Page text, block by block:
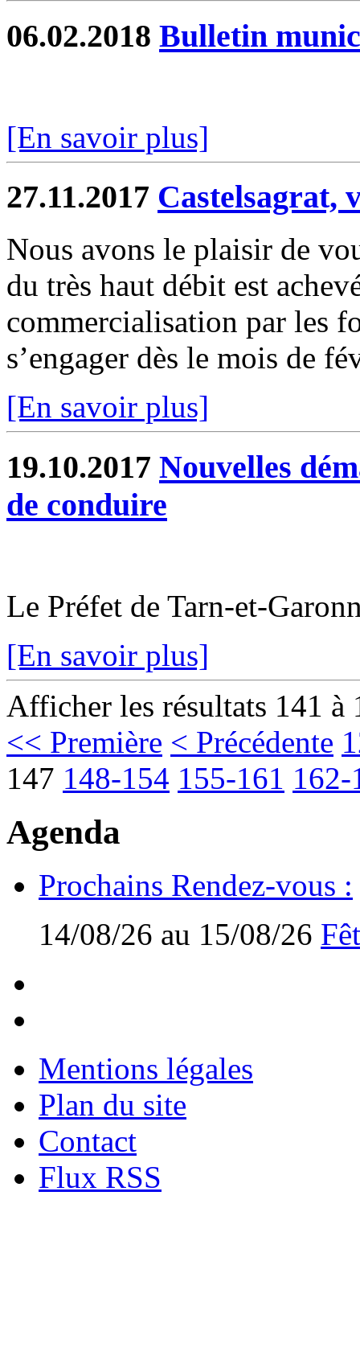
06.02.2018 Bulletin
[En savoir plus]
27.11.2017 Castelsagrat,
Nous avons le plaisir de
du très haut débit est
commercialisation par les
s’engager dès le mois de
[En savoir plus]
19.10.2017 Nouvelles
de conduire
Le Préfet de Tarn-et-
[En savoir plus]
Afficher les résultats 141 à
<< Première < Précédente
147 148-154 155-161 162-
Agenda
Prochains Rendez-vous :
14/08/26 au 15/08/26
Mentions légales
Plan du site
Contact
Flux RSS